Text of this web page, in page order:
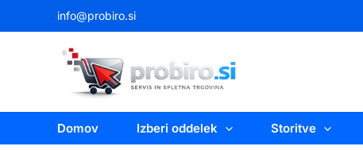
to
info@probiro.si
Domov Izberi oddelek Storitve